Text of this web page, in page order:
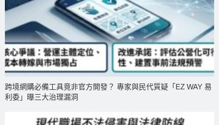
跨境網購必備工具竟非官方開發？ 專家與民代質疑「EZ WAY 易
利委」曝三大治理漏洞